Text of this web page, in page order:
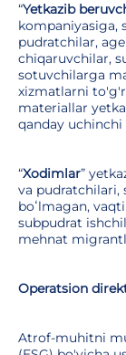
“Yetkazib
kompaniyasiga,
pudratchilar,
chiqaruvchilar,
sotuvchilarga
xizmatlarni
materiallar
qanday
“Xodimlar”
va pudratchilari,
boʻlmagan,
subpudrat
mehnat
Operatsion
Atrof-muhitni